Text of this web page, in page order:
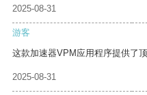
2025-08-31
游客
这款加速器VPM应用程序提供了
2025-08-31